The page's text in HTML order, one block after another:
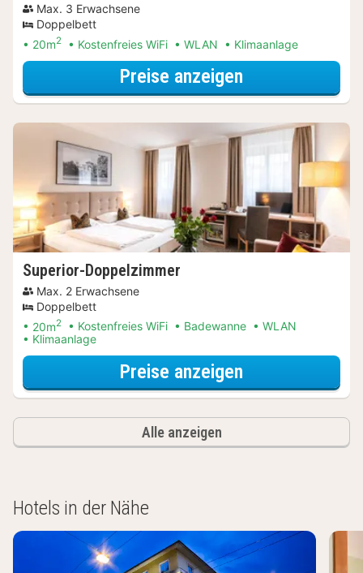
Max. 3 Erwachsene
Doppelbett
20m2 Kostenfreies WiFi WLAN Klimaanlage
Preise anzeigen
Superior-Doppelzimmer
Max. 2 Erwachsene
Doppelbett
20m2 Kostenfreies WiFi Badewanne
WLAN
Klimaanlage
Preise anzeigen
Alle anzeigen
Hotels in der Nähe